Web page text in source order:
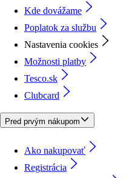
Kde dovážame
Poplatok za službu
Nastavenia cookies
Možnosti platby
Tesco.sk
Clubcard
Pred prvým nákupom
Ako nakupovať
Registrácia